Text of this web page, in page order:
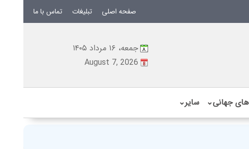
صفحه اصلی تبلیغات تماس با ما
جمعه، ۱۶ مرداد ۱۴۰۵
August 7, 2026
جهانی⌄ سایر⌄